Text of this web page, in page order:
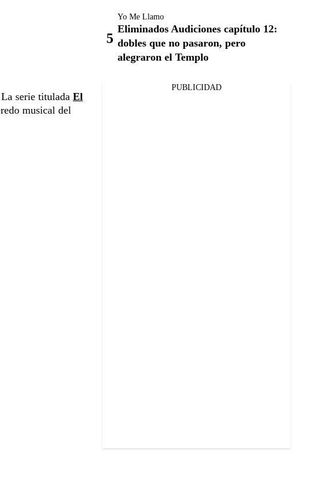
serie titulada El
musical del
Yo Me Llamo
Eliminados Audiciones capítulo 12:
dobles que no pasaron, pero
alegraron el Templo
PUBLICIDAD